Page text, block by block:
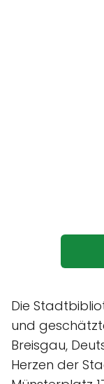
Die
und
Breisgau,
Herzen der